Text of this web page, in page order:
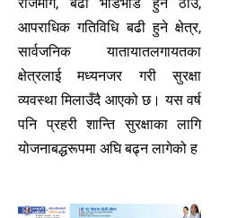
राजमार्ग, बढी भीडभाड हुने ठाउँ,
आपराधिक गतिविधि बढी हुने क्षेत्र,
सार्वजनिक यातायातलगायतका
क्षेत्रलाई मध्यनजर गरी सुरक्षा
व्यवस्था मिलाउँदै आएको छ। यस वर्ष
पनि प्रहरी शान्ति सुरक्षाका लागि
योजनाबद्धरूपमा अघि बढ्न लागेको ह